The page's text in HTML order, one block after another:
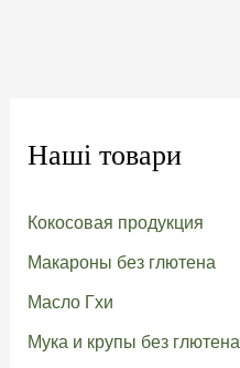
Наші товари
Кокосовая продукция
Макароны без глютена
Масло Гхи
Мука и крупы без глютена